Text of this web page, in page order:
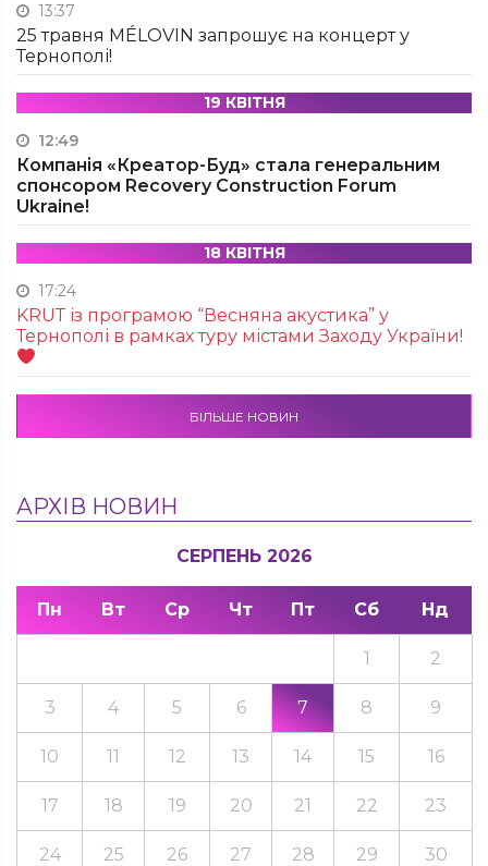
13:37
25 травня MÉLOVIN запрошує на концерт у
Тернополі!
19 КВІТНЯ
12:49
Компанія «Креатор-Буд» стала генеральним
спонсором Recovery Construction Forum
Ukraine!
18 КВІТНЯ
17:24
KRUТ із програмою “Весняна акустика” у
Тернополі в рамках туру містами Заходу України!
БІЛЬШЕ НОВИН
АРХІВ НОВИН
СЕРПЕНЬ 2026
Пн Вт Ср Чт Пт Сб Нд
1 2
3 4 5 6 7 8 9
10 11 12 13 14 15 16
17 18 19 20 21 22 23
24 25 26 27 28 29 30